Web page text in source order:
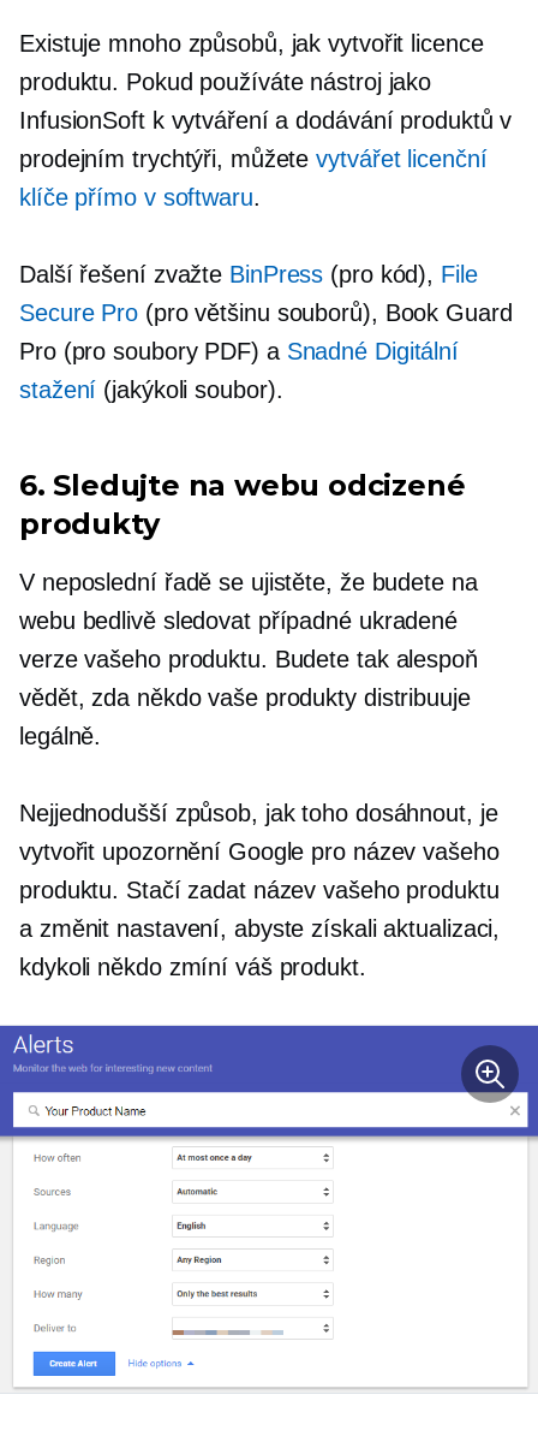
Existuje mnoho způsobů, jak vytvořit licence
produktu. Pokud používáte nástroj jako
InfusionSoft k vytváření a dodávání produktů v
prodejním trychtýři, můžetevytvářet licenční
klíče přímo v softwaru.
Další řešení zvažte BinPress (pro kód), File
Secure Pro (pro většinu souborů), Book Guard
Pro (pro soubory PDF) a Snadné Digitální
stažení (jakýkoli soubor).
6. Sledujte na webu odcizené
produkty
V neposlední řadě se ujistěte, že budete na
webu bedlivě sledovat případné ukradené
verze vašeho produktu. Budete tak alespoň
vědět, zda někdo vaše produkty distribuuje
legálně.
Nejjednodušší způsob, jak toho dosáhnout, je
vytvořit upozornění Google pro název vašeho
produktu. Stačí zadat název vašeho produktu
a změnit nastavení, abyste získali aktualizaci,
kdykoli někdo zmíní váš produkt.